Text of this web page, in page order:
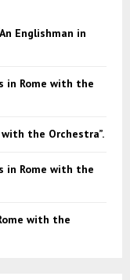
Englishman in
in Rome with the
with the Orchestra”.
in Rome with the
with the